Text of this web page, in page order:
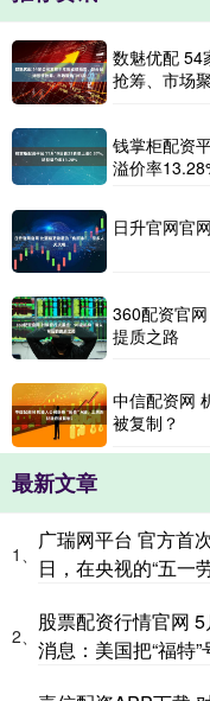
数魅优配 54
抢筹、市场
钱掌柜配资
溢价率
日升官网官
360配资官
提质之路
中信配资网
被复制？
最新文章
1、
广瑞网平台 官方首
日，在央视的“五一
2、
股票配资行情官网
消息：美国把“福特